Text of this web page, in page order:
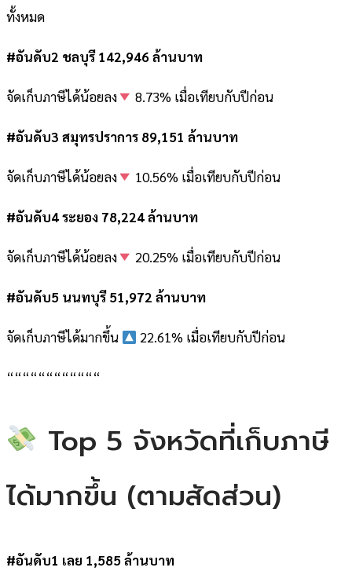
ทั้งหมด
#อันดับ2 ชลบุรี 142,946 ล้านบาท
จัดเก็บภาษีได้น้อยลง 8.73% เมื่อเทียบกับปีก่อน
#อันดับ3 สมุทรปราการ 89,151 ล้านบาท
จัดเก็บภาษีได้น้อยลง 10.56% เมื่อเทียบกับปีก่อน
#อันดับ4 ระยอง 78,224 ล้านบาท
จัดเก็บภาษีได้น้อยลง 20.25% เมื่อเทียบกับปีก่อน
#อันดับ5 นนทบุรี 51,972 ล้านบาท
จัดเก็บภาษีได้มากขึ้น 22.61% เมื่อเทียบกับปีก่อน
““““““““““““
Top 5 จังหวัดที่เก็บภาษี
ได้มากขึ้น (ตามสัดส่วน)
#อันดับ1 เลย 1,585 ล้านบาท